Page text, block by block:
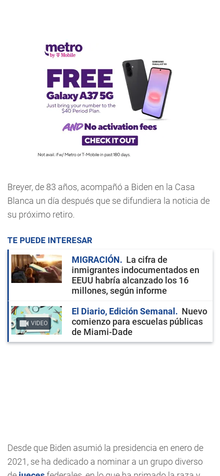
Breyer, de 83 años, acompañó a Biden en la Casa
Blanca un día después que se difundiera la noticia de
su próximo retiro.
TE PUEDE INTERESAR
MIGRACIÓN
La cifra de
inmigrantes indocumentados en
EEUU habría alcanzado los 16
millones, según informe
VIDEO
El Diario, Edición Semanal
Nuevo
comienzo para escuelas públicas
de Miami-Dade
Desde que Biden asumió la presidencia en enero de
2021, se ha dedicado a nominar a un grupo diverso